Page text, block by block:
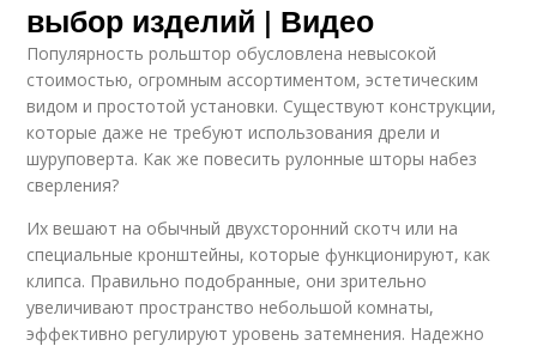
выбор изделий | Видео
Популярность рольштор обусловлена невысокой
стоимостью, огромным ассортиментом, эстетическим
видом и простотой установки. Существуют конструкции,
которые даже не требуют использования дрели и
шуруповерта. Как же повесить рулонные шторы набез
сверления?
Их вешают на обычный двухсторонний скотч или на
специальные кронштейны, которые функционируют, как
клипса. Правильно подобранные, они зрительно
увеличивают пространство небольшой комнаты,
эффективно регулируют уровень затемнения. Надежно